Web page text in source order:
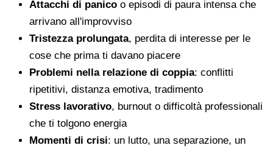
Attacchi di panico o episodi di paura intensa che
arrivano all'improvviso
Tristezza prolungata, perdita di interesse per le
cose che prima ti davano piacere
Problemi nella relazione di coppia: conflitti
ripetitivi, distanza emotiva, tradimento
Stress lavorativo, burnout o difficoltà professionali
che ti tolgono energia
Momenti di crisi: un lutto, una separazione, un